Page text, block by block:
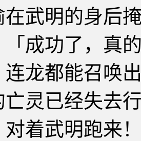
在武明的身后
功了，真的
连龙都能召唤
亡灵已经失去
对着武明跑来